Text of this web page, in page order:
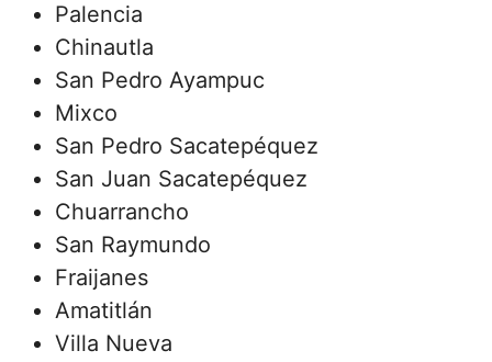
Palencia
Chinautla
San Pedro Ayampuc
Mixco
San Pedro Sacatepéquez
San Juan Sacatepéquez
Chuarrancho
San Raymundo
Fraijanes
Amatitlán
Villa Nueva